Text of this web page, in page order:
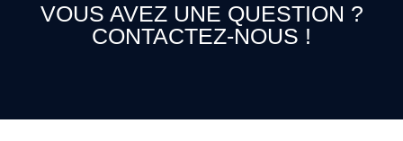
VOUS AVEZ UNE QUESTION ?
CONTACTEZ-NOUS !